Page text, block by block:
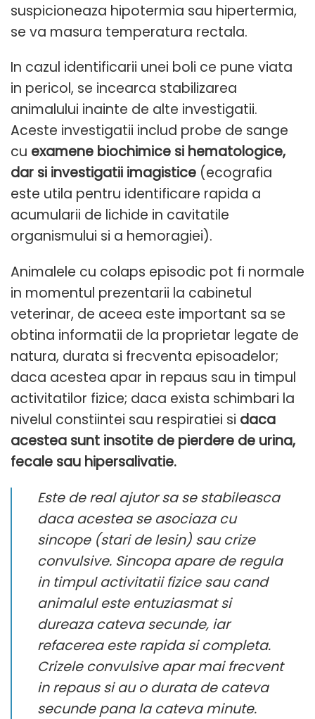
suspicioneaza hipotermia sau hipertermia,
se va masura temperatura rectala.
In cazul identificarii unei boli ce pune viata
in pericol, se incearca stabilizarea
animalului inainte de alte investigatii.
Aceste investigatii includ probe de sange
cu examene biochimice si hematologice,
dar si investigatii imagistice (ecografia
este utila pentru identificare rapida a
acumularii de lichide in cavitatile
organismului si a hemoragiei).
Animalele cu colaps episodic pot fi normale
in momentul prezentarii la cabinetul
veterinar, de aceea este important sa se
obtina informatii de la proprietar legate de
natura, durata si frecventa episoadelor;
daca acestea apar in repaus sau in timpul
activitatilor fizice; daca exista schimbari la
nivelul constiintei sau respiratiei si daca
acestea sunt insotite de pierdere de urina,
fecale sau hipersalivatie.
Este de real ajutor sa se stabileasca
daca acestea se asociaza cu
sincope (stari de lesin) sau crize
convulsive. Sincopa apare de regula
in timpul activitatii fizice sau cand
animalul este entuziasmat si
dureaza cateva secunde, iar
refacerea este rapida si completa.
Crizele convulsive apar mai frecvent
in repaus si au o durata de cateva
secunde pana la cateva minute.